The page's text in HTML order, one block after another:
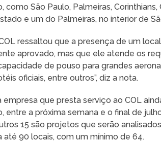
como São Paulo, Palmeiras,
e um do Palmeiras, no interior de
ressaltou que a presença de um
aprovado, mas que ele atende os
de pouso para grandes
oficiais, entre outros”, diz a nota.
empresa que presta serviço ao COL
entre a próxima semana e o final de
15 são projetos que serão
até 90 locais, com um mínimo de 64.